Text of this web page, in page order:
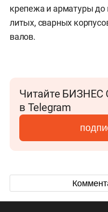
крепежа и арматуры до
литых, сварных
валов.
Читайте БИЗНЕС
в Telegram